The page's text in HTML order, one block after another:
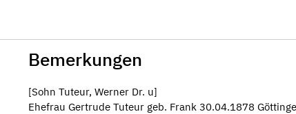
Bemerkungen
[Sohn Tuteur, Werner Dr. u]
Ehefrau Gertrude Tuteur geb. Frank 30.04.1878